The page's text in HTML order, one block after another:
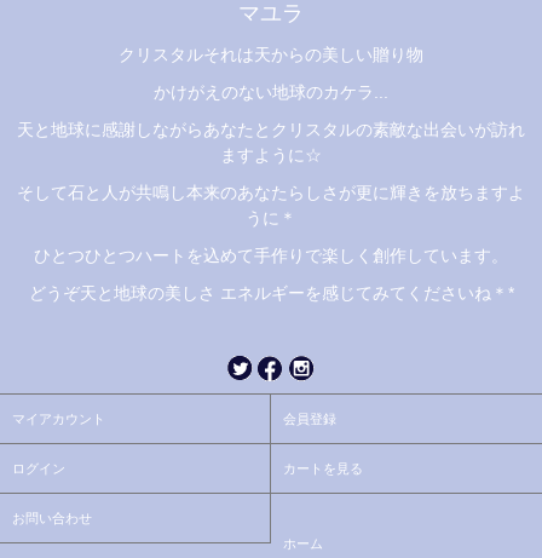
マユラ
クリスタルそれは天からの美しい贈り物
かけがえのない地球のカケラ...
天と地球に感謝しながらあなたとクリスタルの素敵な出会いが訪れ
ますように☆
そして石と人が共鳴し本来のあなたらしさが更に輝きを放ちますよ
うに＊
ひとつひとつハートを込めて手作りで楽しく創作しています。
どうぞ天と地球の美しさ エネルギーを感じてみてくださいね＊*
マイアカウント 会員登録
ログイン カートを見る
お問い合わせ
ホーム